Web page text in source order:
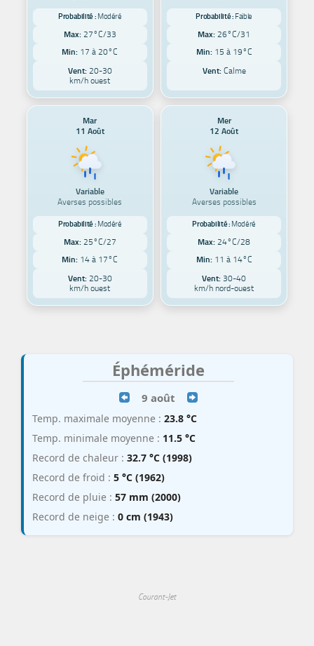
Probabilité : Modéré
Max: 27°C/33
Min: 17 à 20°C
Vent:20-30
km/h ouest
Probabilité : Faible
Max: 26°C/31
Min: 15 à 19°C
Vent:Calme
Mar
11 Août
Variable
Averses possibles
Probabilité : Modéré
Max: 25°C/27
Min: 14 à 17°C
Vent:20-30
km/h ouest
Mer
12 Août
Variable
Averses possibles
Probabilité : Modéré
Max: 24°C/28
Min: 11 à 14°C
Vent: 30-40
km/h nord-ouest
Éphéméride
9 août
Temp. maximale moyenne : 23.8 °C
Temp. minimale moyenne : 11.5 °C
Record de chaleur : 32.7 °C (1998)
Record de froid : 5 °C (1962)
Record de pluie : 57 mm (2000)
Record de neige : 0 cm (1943)
Courant-Jet